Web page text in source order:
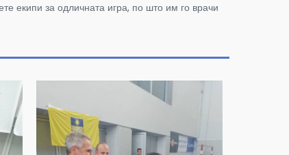
екипи за одличната игра, по што им го врачи